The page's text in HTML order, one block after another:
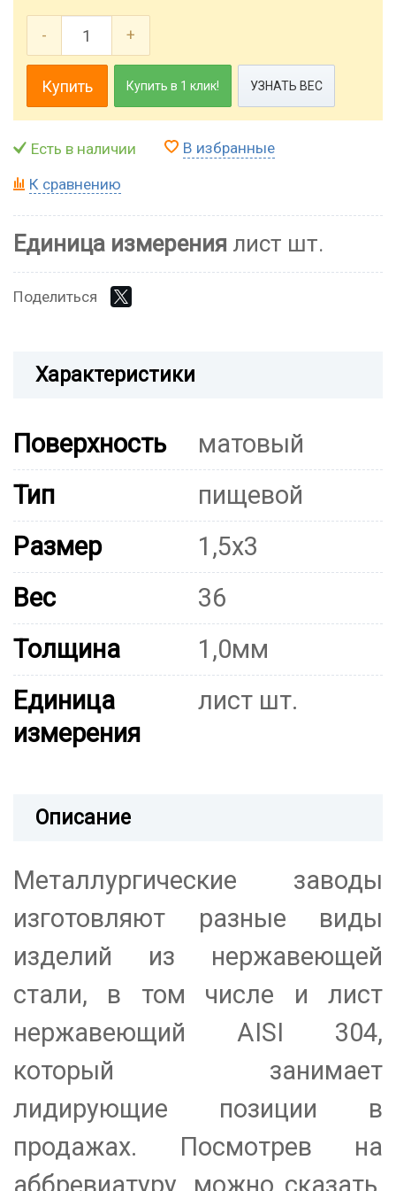
- +
Купить Купить в 1 клик! УЗНАТЬ ВЕС
Есть в наличии В избранные
К сравнению
Единица измерения лист шт.
Поделиться
Характеристики
Поверхность
матовый
Тип
пищевой
Размер
1,5х3
Вес
36
Толщина
1,0мм
Единица
измерения
лист шт.
Описание
Металлургические заводы
изготовляют разные виды
изделий из нержавеющей
стали, в том числе и лист
нержавеющий AISI 304,
который занимает
лидирующие позиции в
продажах. Посмотрев на
аббревиатуру, можно сказать,